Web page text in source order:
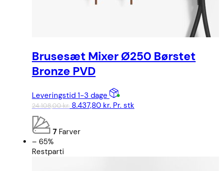
Brusesæt Mixer Ø250 Børstet
Bronze PVD
Leveringstid 1-3 dage
24.108,00kr. Den
var:
8.437,80 kr.Den
Pr. stk
7 Farver
– 65%
Restparti